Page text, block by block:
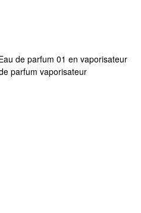
de parfum 01 en vaporisateur
parfum vaporisateur